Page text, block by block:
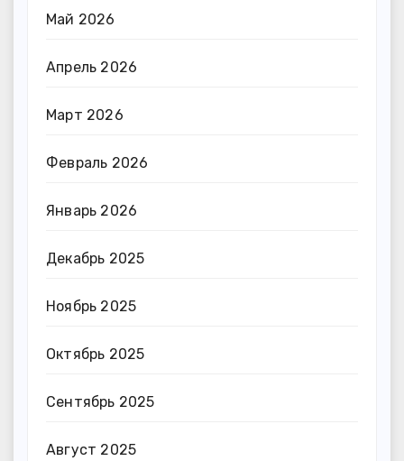
Май 2026
Апрель 2026
Март 2026
Февраль 2026
Январь 2026
Декабрь 2025
Ноябрь 2025
Октябрь 2025
Сентябрь 2025
Август 2025